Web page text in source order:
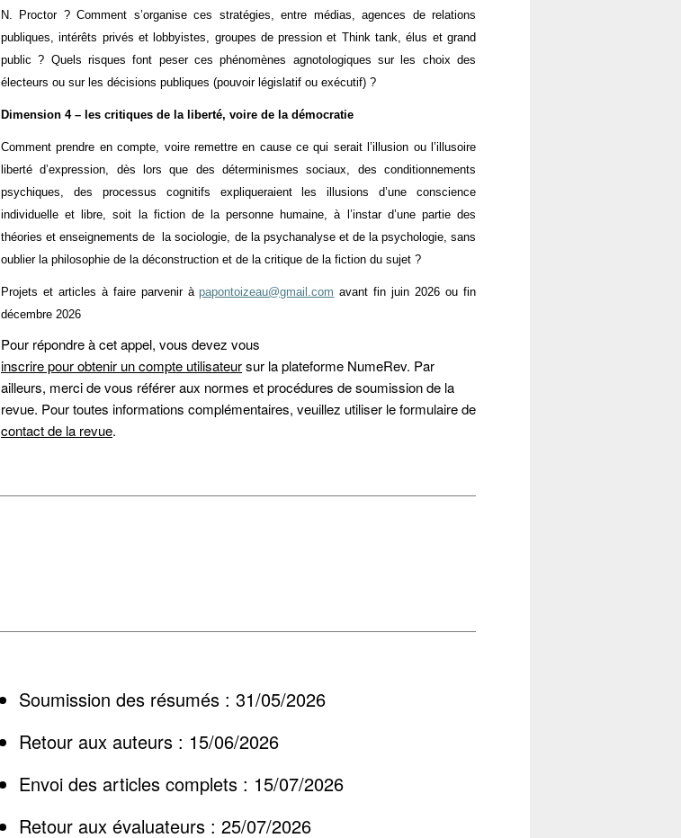
N. Proctor ? Comment s’organise ces stratégies, entre médias, agences de relations
publiques, intérêts privés et lobbyistes, groupes de pression et Think tank, élus et grand
public ? Quels risques font peser ces phénomènes agnotologiques sur les choix des
électeurs ou sur les décisions publiques (pouvoir législatif ou exécutif) ?
Dimension 4 – les critiques de la liberté, voire de la démocratie
Comment prendre en compte, voire remettre en cause ce qui serait l’illusion ou l’illusoire
liberté d’expression, dès lors que des déterminismes sociaux, des conditionnements
psychiques, des processus cognitifs expliqueraient les illusions d’une conscience
individuelle et libre, soit la fiction de la personne humaine, à l’instar d’une partie des
théories et enseignements de la sociologie, de la psychanalyse et de la psychologie, sans
oublier la philosophie de la déconstruction et de la critique de la fiction du sujet ?
Projets et articles à faire parvenir àpapontoizeau@gmail.com avant fin juin 2026 ou fin
décembre 2026
Pour répondre à cet appel, vous devez vous
inscrire pour obtenir un compte utilisateursur la plateforme NumeRev. Par
ailleurs, merci de vous référer aux normes et procédures de soumission de la
revue. Pour toutes informations complémentaires, veuillez utiliser le formulaire de
contact de la revue.
Soumission des résumés : 31/05/2026
Retour aux auteurs : 15/06/2026
Envoi des articles complets : 15/07/2026
Retour aux évaluateurs : 25/07/2026